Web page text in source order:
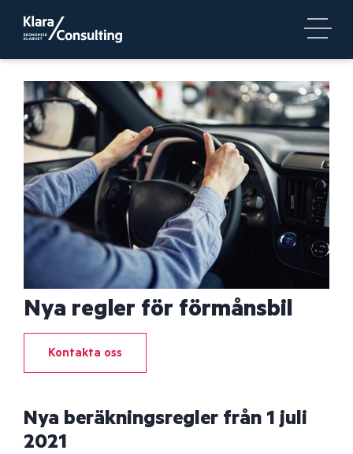
Nya regler för förmånsbil
Kontakta oss
Nya beräkningsregler från 1 juli
2021